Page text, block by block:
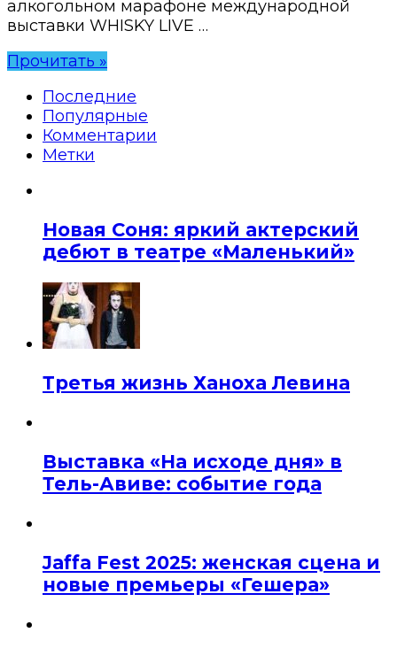
алкогольном марафоне международной
выставки WHISKY LIVE …
Прочитать »
Последние
Популярные
Комментарии
Метки
Новая Соня: яркий актерский
дебют в театре «Маленький»
Третья жизнь Ханоха Левина
Выставка «На исходе дня» в
Тель-Авиве: событие года
Jaffa Fest 2025: женская сцена и
новые премьеры «Гешера»